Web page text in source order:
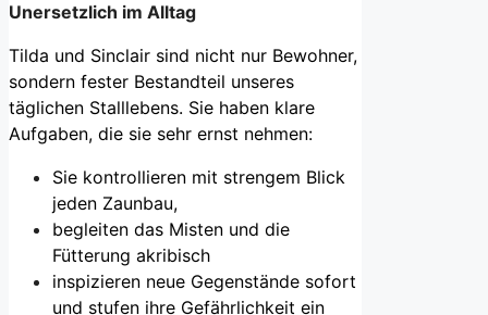
Unersetzlich im Alltag
Tilda und Sinclair sind nicht nur Bewohner,
sondern fester Bestandteil unseres
täglichen Stalllebens. Sie haben klare
Aufgaben, die sie sehr ernst nehmen:
Sie kontrollieren mit strengem Blick
jeden Zaunbau,
begleiten das Misten und die
Fütterung akribisch
inspizieren neue Gegenstände sofort
und stufen ihre Gefährlichkeit ein